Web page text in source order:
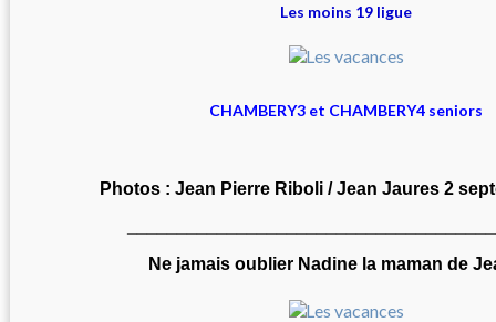
Les moins 19 ligue
CHAMBERY3 et CHAMBERY4 seniors
Photos : Jean Pierre Riboli / Jean Jaures 2
Ne jamais oublier Nadine la maman de